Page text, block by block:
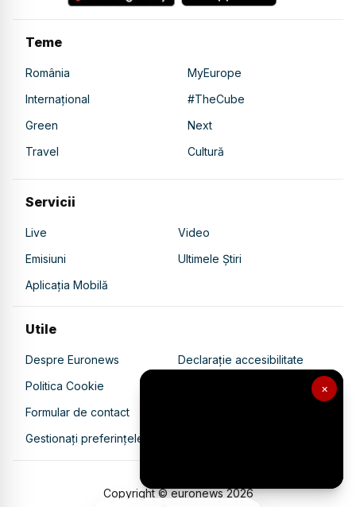
×
Teme
România
MyEurope
Internațional
#TheCube
Green
Next
Travel
Cultură
Servicii
Live
Video
Emisiuni
Ultimele Știri
Aplicația Mobilă
Utile
Despre Euronews
Declarație accesibilitate
Politica Cookie
Politica de confidențialitate
Formular de contact
Gestionați preferințele
Copyright © euronews2026